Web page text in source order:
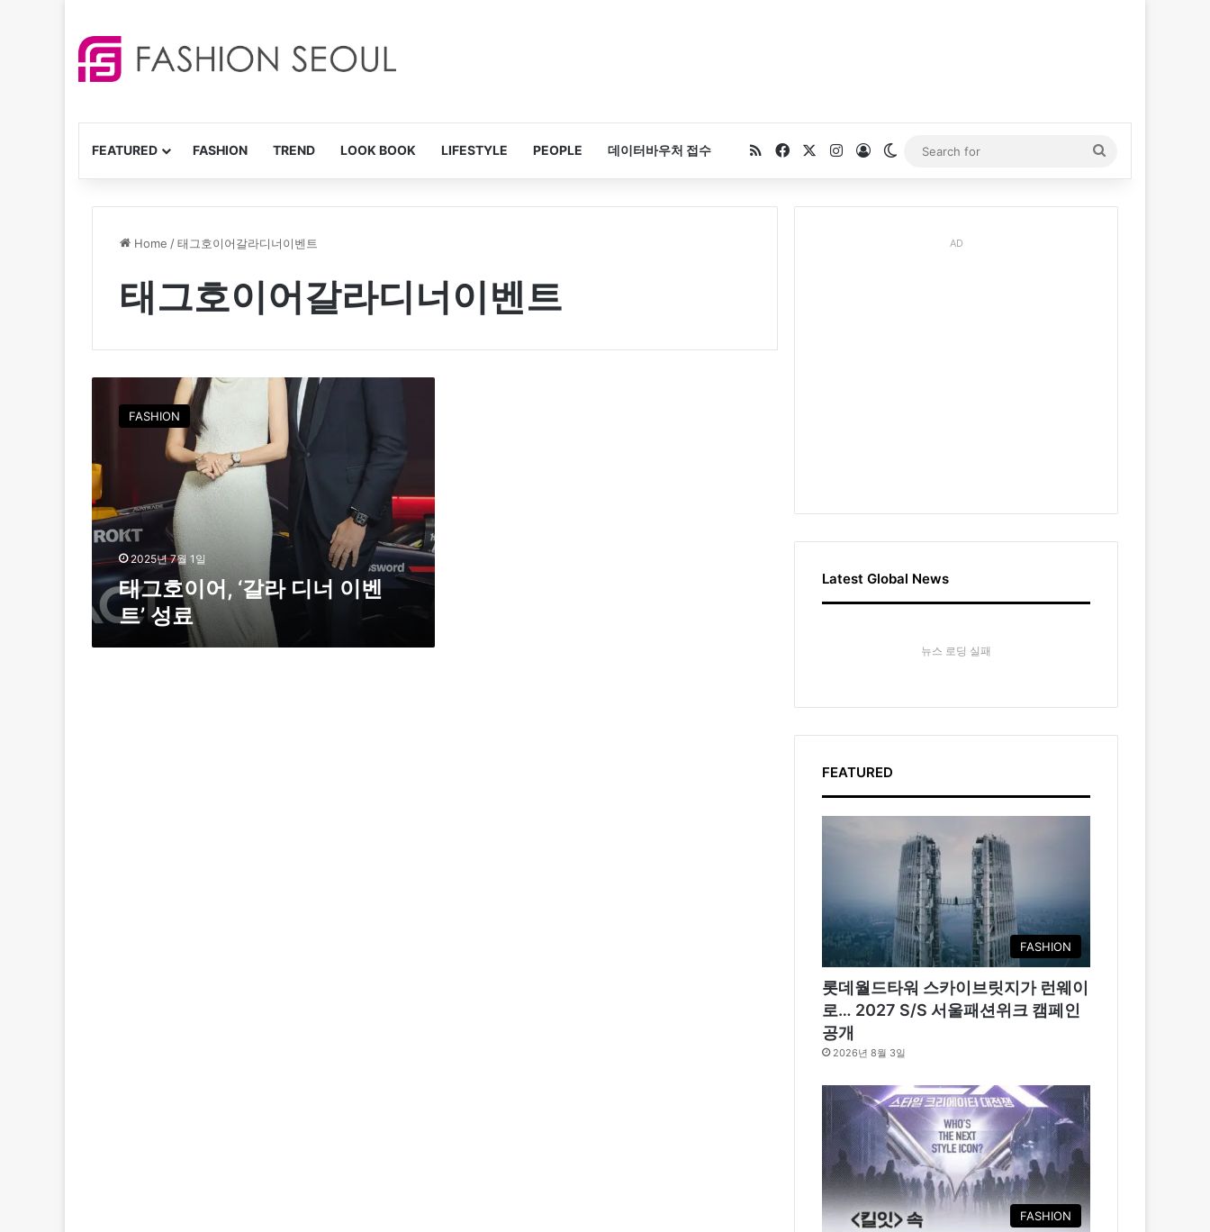
FEATURED FASHION TREND LOOK BOOK LIFESTYLE PEOPLE 데이터바우처 접수 RSS FacebookInstagram
Log InSwitch skin
for
Home /태그호이어갈라디너이벤트
태그호이어갈라디너이벤트
어
‘
갈
라
너
이
벤
’
FASHION
2025년 7월 1일
태그호이어, ‘갈라 디너 이벤
트’ 성료
AD
Latest Global News
뉴스 로딩 실패
FEATURED
FASHION
롯데월드타워 스카이브릿지가 런웨이
로… 2027 S/S 서울패션위크 캠페인
공개
2026년 8월 3일
FASHION